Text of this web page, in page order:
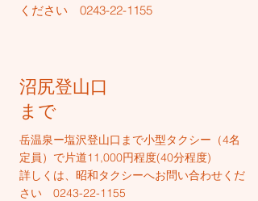
ください 0243-22-1155
沼尻登山口
まで
​岳温泉ー塩沢登山口まで小型タクシー（4名
定員）で片道11,000円程度(40分程度)​​​
詳しくは、 昭和タクシーへお問い合わせくだ
さい0243-22-1155